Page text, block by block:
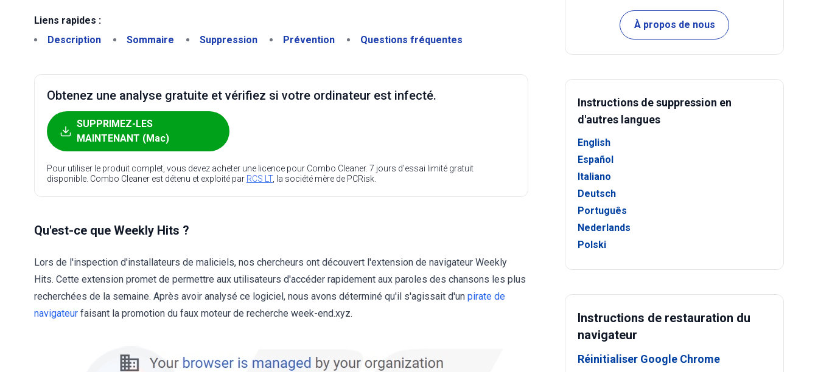
Liens rapides :
Description
Sommaire Suppression Prévention Questions fréquentes
Obtenez une analyse gratuite et vérifiez si votre ordinateur est infecté.
SUPPRIMEZ-LES
MAINTENANT (Mac)
Pour utiliser le produit complet, vous devez acheter une licence pour Combo Cleaner. 7 jours d’essai limité gratuit
disponible. Combo Cleaner est détenu et exploité par RCS LT, la société mère de PCRisk.
Qu'est-ce que Weekly Hits ?
Lors de l'inspection d'installateurs de maliciels, nos chercheurs ont découvert l'extension de navigateur Weekly
Hits. Cette extension promet de permettre aux utilisateurs d'accéder rapidement aux paroles des chansons les plus
recherchées de la semaine. Après avoir analysé ce logiciel, nous avons déterminé qu'il s'agissait d'un pirate de
navigateur faisant la promotion du faux moteur de recherche week-end.xyz.
À propos de nous
Instructions de suppression en
d'autres langues
English
Español
Italiano
Deutsch
Português
Nederlands
Polski
Instructions de restauration du
navigateur
Réinitialiser Google Chrome